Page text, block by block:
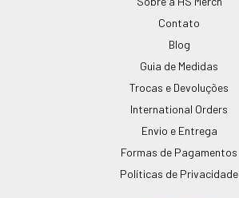
Contato
Blog
Guia de Medidas
Trocas e Devoluções
International Orders
Envio e Entrega
Formas de Pagamentos
Políticas de Privacidade